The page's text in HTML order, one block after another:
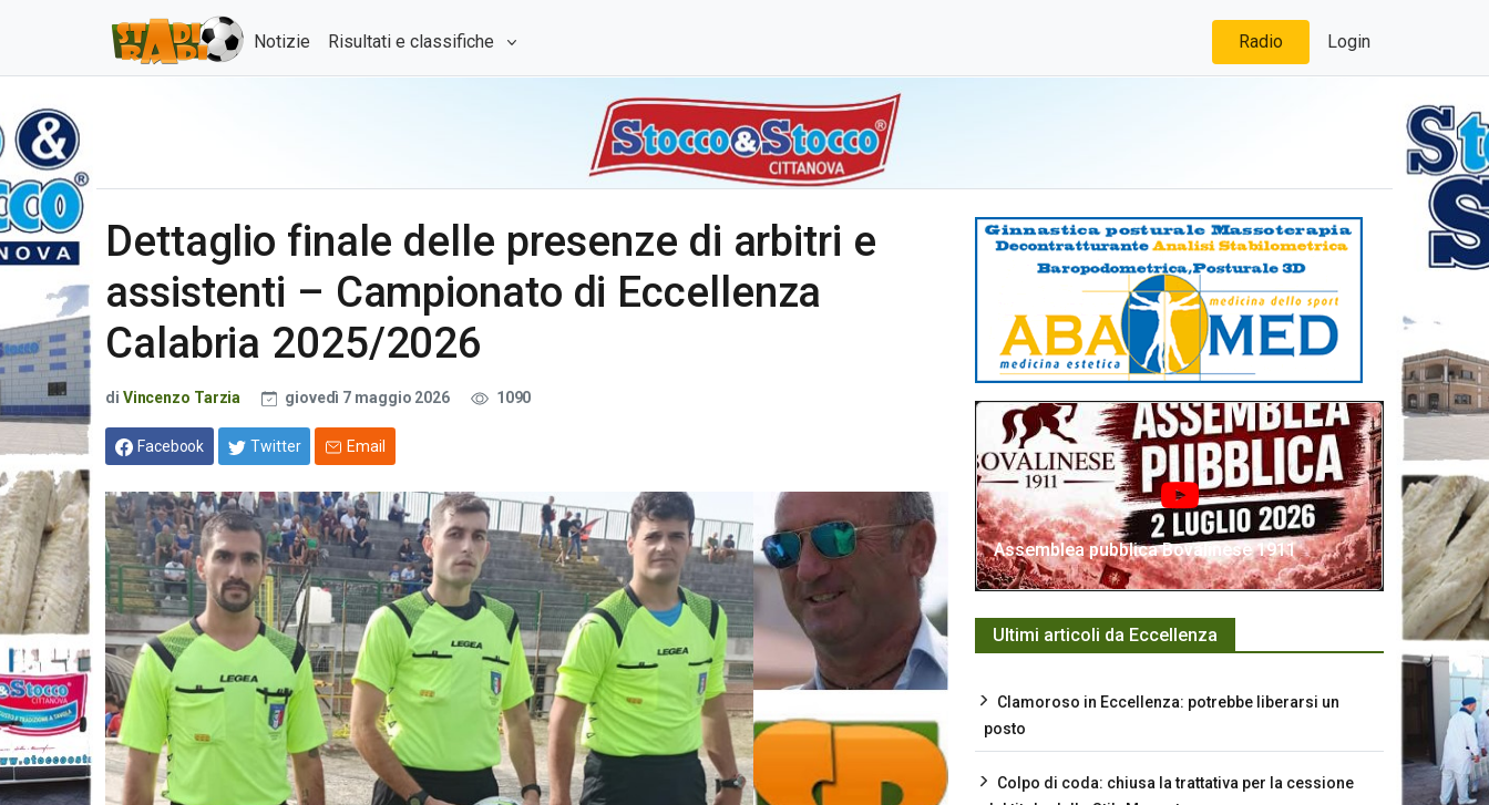
Notizie Risultati e classifiche Radio Login
Dettaglio finale delle presenze di arbitri e
assistenti – Campionato di Eccellenza
Calabria 2025/2026
di Vincenzo Tarzia giovedì 7 maggio 2026 1090
Facebook Twitter Email
Assemblea pubblica Bovalinese 1911
Ultimi articoli da Eccellenza
Clamoroso in Eccellenza: potrebbe liberarsi un
posto
Colpo di coda: chiusa la trattativa per la cessione